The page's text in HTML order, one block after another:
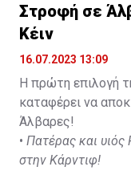
Στροφή σε
Κέιν
16.07.2023 13:09
Η πρώτη επιλογή
καταφέρει να
Άλβαρες!
• Πατέρας και υιός
στην Κάρντιφ!